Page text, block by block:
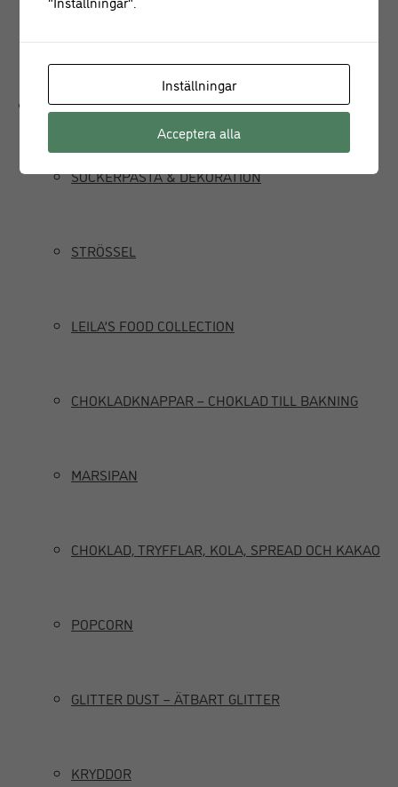
Delikatesser
SOCKERPASTA & DEKORATION
STRÖSSEL
LEILA’S FOOD COLLECTION
CHOKLADKNAPPAR – CHOKLAD TILL BAKNING
MARSIPAN
CHOKLAD, TRYFFLAR, KOLA, SPREAD OCH KAKAO
POPCORN
GLITTER DUST – ÄTBART GLITTER
KRYDDOR
Inställningar
Acceptera alla